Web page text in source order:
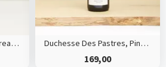
Château La Croix Calendreau, Saint Emilion Grand Cru *HVE* Duchesse Des Pastres, Pinot Noir, HVE
169,00